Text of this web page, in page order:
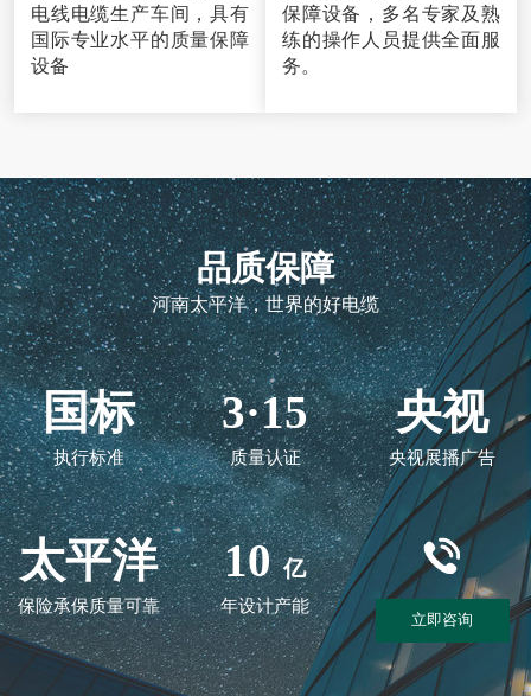
电线电缆生产车间，具有
国际专业水平的质量保障
设备
保障设备，多名专家及熟
练的操作人员提供全面服
务。
品质保障
河南太平洋，世界的好电缆
国标
执行标准
3·15
质量认证
央视
央视展播广告
太平洋
保险承保质量可靠
10 亿
年设计产能
立即咨询